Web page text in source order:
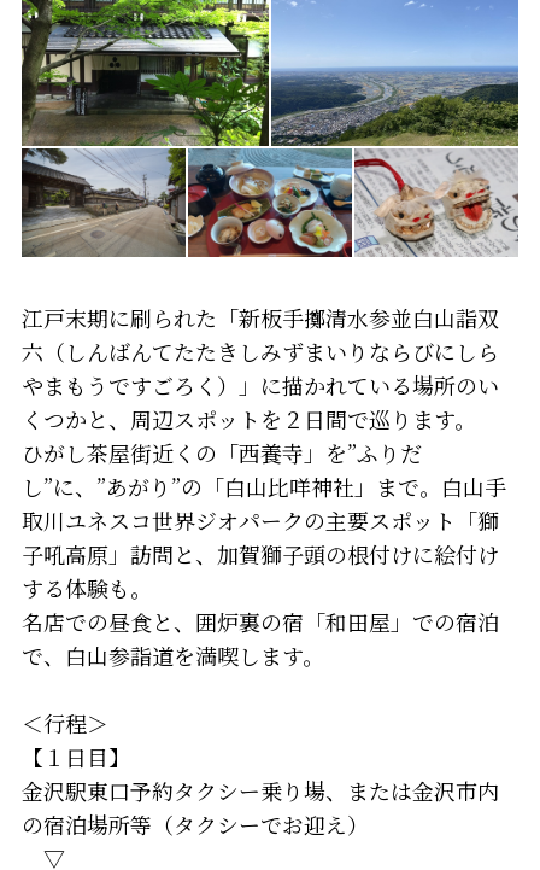
江戸末期に刷られた「新板手擲清水参並白山詣双
六（しんばんてたたきしみずまいりならびにしら
やまもうですごろく）」に描かれている場所のい
くつかと、周辺スポットを２日間で巡ります。
ひがし茶屋街近くの「西養寺」を”ふりだ
し”に、”あがり”の「白山比咩神社」まで。白山手
取川ユネスコ世界ジオパークの主要スポット「獅
子吼高原」訪問と、加賀獅子頭の根付けに絵付け
する体験も。
名店での昼食と、囲炉裏の宿「和田屋」での宿泊
で、白山参詣道を満喫します。
＜行程＞
【１日目】
金沢駅東口予約タクシー乗り場、または金沢市内
の宿泊場所等（タクシーでお迎え）
▽